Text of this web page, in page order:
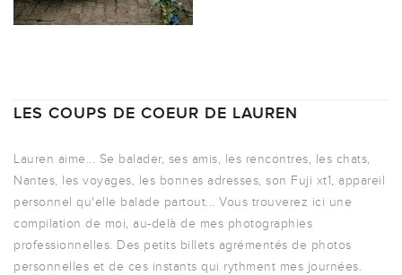
LES COUPS DE COEUR DE LAUREN
Lauren aime... Se balader, ses amis, les rencontres, les chats,
Nantes, les voyages, les bonnes adresses, son Fuji xt1, appareil
personnel qu'elle balade partout... Vous trouverez ici une
compilation de moi, au-delà de mes photographies
professionnelles. Des petits billets agrémentés de photos
personnelles et de ces instants qui rythment mes journées.